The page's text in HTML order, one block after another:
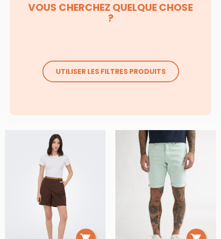
VOUS CHERCHEZ QUELQUE CHOSE
?
UTILISER LES FILTRES PRODUITS